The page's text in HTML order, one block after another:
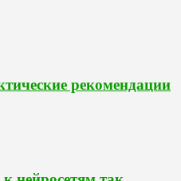
рекомендации